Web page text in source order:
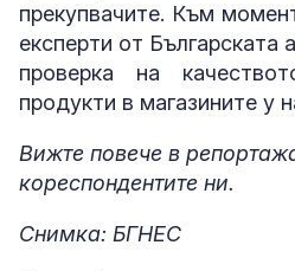
прекупвачите. Към
експерти от Българската
проверка на
продукти в магазините у
Вижте повече в
кореспондентите ни.
Снимка: БГНЕС